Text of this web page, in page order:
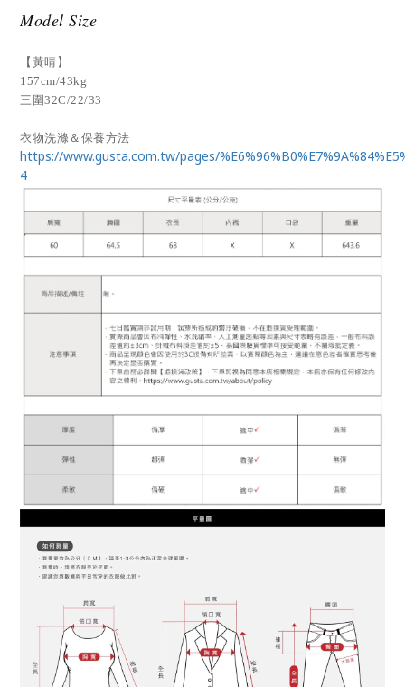
Model Size
【黃晴】
157cm/43kg
三圍32C/22/33
衣物洗滌＆保養方法
https://www.gusta.com.tw/pages/
4